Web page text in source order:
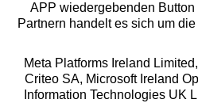
Alle Preise inkl. MwSt., zzgl.
Versandkosten
** Bonität vorausgesetzt, berechtigt zur
APP wiedergebenden Button
Partnern handelt es sich um
Meta Platforms Ireland
Criteo SA, Microsoft Ireland
Information Technologies UK